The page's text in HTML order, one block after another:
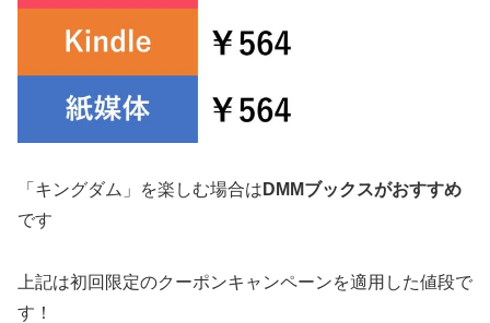
「キングダム」を楽しむ場合は DMMブックスがおすすめ
です
上記は初回限定のクーポンキャンペーンを適用した値段で
す！